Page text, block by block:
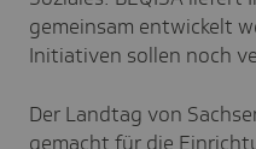
gemeinsam entwickelt
Initiativen sollen noch
Der Landtag von
gemacht für die